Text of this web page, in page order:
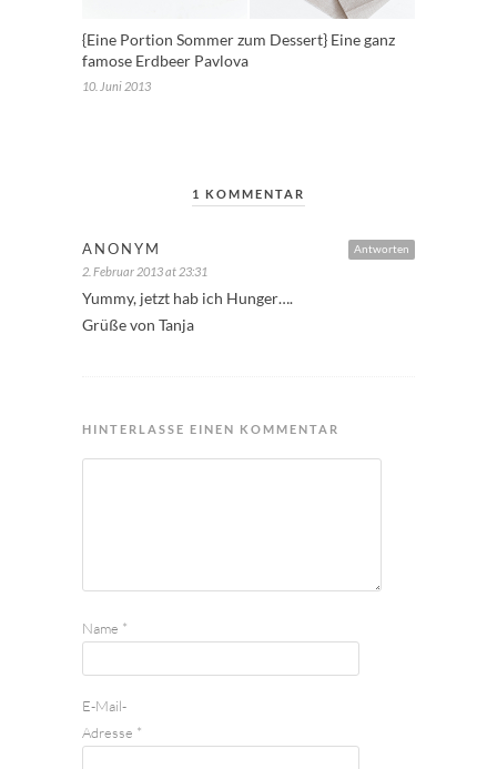
{Eine Portion Sommer zum Dessert} Eine ganz
famose Erdbeer Pavlova
10. Juni 2013
1 KOMMENTAR
Antworten
ANONYM
2. Februar 2013 at 23:31
Yummy, jetzt hab ich Hunger….
Grüße von Tanja
HINTERLASSE EINEN KOMMENTAR
Name *
E-Mail-
Adresse *